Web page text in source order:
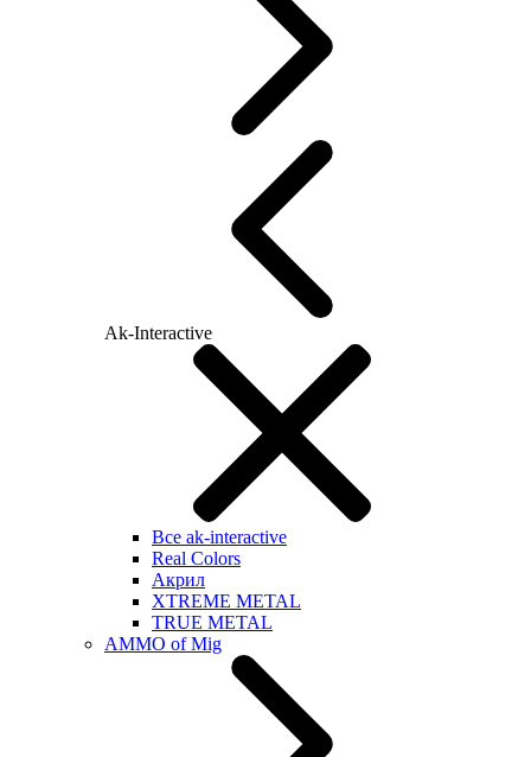
Ak-Interactive
Все ak-interactive
Real Colors
Акрил
XTREME METAL
TRUE METAL
AMMO of Mig